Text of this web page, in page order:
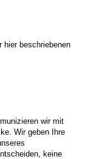
hier beschriebenen
wir mit
Wir geben Ihre
keine